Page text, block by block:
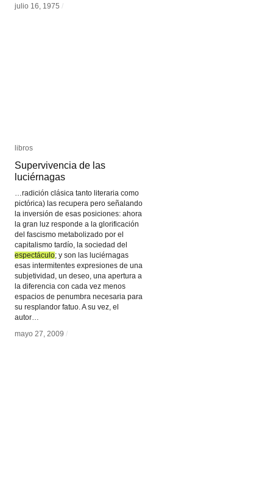
julio 16, 1975 /
julio 16, 1975 /
libros
Supervivencia de las
luciérnagas
…radición clásica tanto literaria como
pictórica) las recupera pero señalando
la inversión de esas posiciones: ahora
la gran luz responde a la glorificación
del fascismo metabolizado por el
capitalismo tardío, la sociedad del
espectáculo; y son las luciérnagas
esas intermitentes expresiones de una
subjetividad, un deseo, una apertura a
la diferencia con cada vez menos
espacios de penumbra necesaria para
su resplandor fatuo. A su vez, el
autor…
mayo 27, 2009 /
libros
Supervivencia de las
luciérnagas
espectáculo
mayo 27, 2009 /